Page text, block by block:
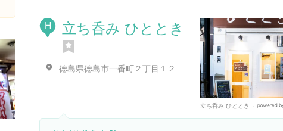
H 立ち呑み ひととき
徳島県徳島市一番町２丁目１２
立ち呑み ひととき
Places